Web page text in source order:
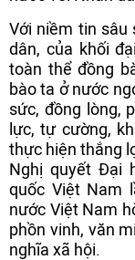
Với niềm tin sâu
dân, của khối
toàn thể đồng
bào ta ở nước
sức, đồng lòng,
lực, tự cường,
thực hiện thắng
Nghị quyết Đại
quốc Việt Nam
nước Việt Nam
phồn vinh, văn
nghĩa xã hội.